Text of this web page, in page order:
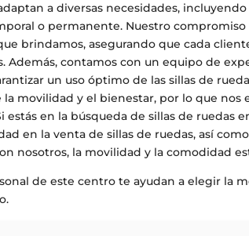
a diversas necesidades,
o permanente. Nuestro
brindamos, asegurando que cada
Además, contamos con un equipo de
un uso óptimo de las sillas de
movilidad y el bienestar, por lo que nos
estás en la búsqueda de sillas de ruedas
en la venta de sillas de ruedas, así
nosotros, la movilidad y la comodidad
de este centro te ayudan a elegir la